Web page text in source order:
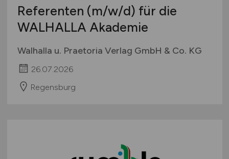
Referenten (m/w/d) für die
WALHALLA Akademie
Walhalla u. Praetoria Verlag GmbH & Co. KG
26.07.2026
Regensburg